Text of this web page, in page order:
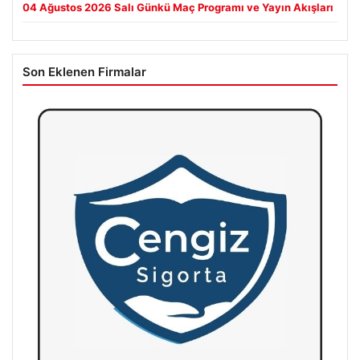
04 Ağustos 2026 Salı Günkü Maç Programı ve Yayın Akışları
Son Eklenen Firmalar